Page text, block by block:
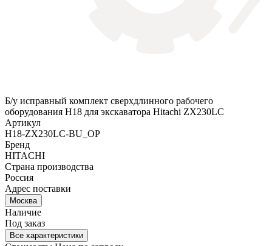
Б/у исправный комплект сверхдлинного рабочего
оборудования Н18 для экскаватора Hitachi ZX230LC
Артикул
H18-ZX230LC-BU_OP
Бренд
HITACHI
Страна производства
Россия
Адрес поставки
Москва
Наличие
Под заказ
Все характеристики